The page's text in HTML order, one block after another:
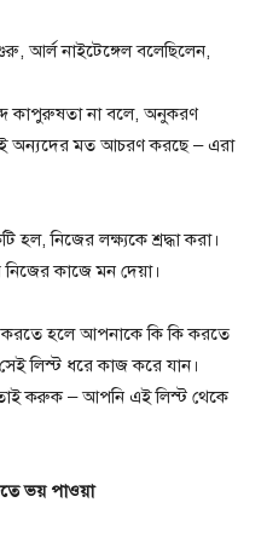
আর্ল নাইটেঙ্গেল বলেছিলেন,
কাপুরুষতা না বলে, অনুকরণ
অন্যদের মত আচরণ করছে – এরা
নিজের লক্ষ্যকে শ্রদ্ধা করা।
কাজে মন দেয়া।
করতে হলে আপনাকে কি কি করতে
লিস্ট ধরে কাজ করে যান।
তাই করুক – আপনি এই লিস্ট থেকে
ভয় পাওয়া